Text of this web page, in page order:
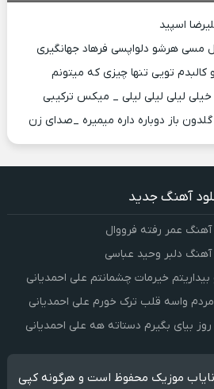
مسی هرشو دلواپسی فرهاد جهانگیری
کالبدم تویی تنها چیزی که میتونم
لیلی لیلی لیلی _ میکس ترکیبی
باز دوباره داره میمیره _صدای زن
آهنگ جدید
آهنگ عمر رفته فرووال
آهنگ دلبر وحید عباسی
خیرمات چشمانتم علی احمدیانی
مردم واسه قلب ترک خورم علی احمدیانی
بیای بگیرم دستاته هه علی احمدیانی
موزیک محفوظ است و هرگونه کپی